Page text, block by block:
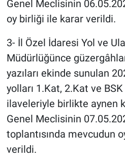
Genel Meclisinin
oy birliği ile karar verildi.
3- İl Özel İdaresi Yol ve
Müdürlüğünce
yazıları ekinde sunulan
yolları 1.Kat, 2.Kat ve BSK
ilaveleriyle birlikte aynen
Genel Meclisinin
toplantısında mevcudun
verildi.